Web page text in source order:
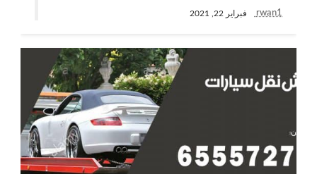
rwan1 فبراير 22, 2021